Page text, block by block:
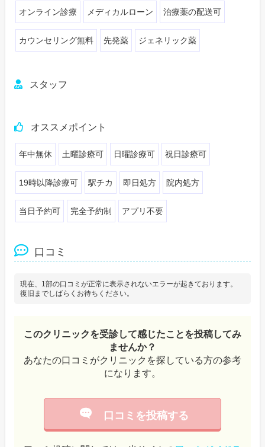
オンライン診療 メディカルローン 治療薬の配送可
カウンセリング無料 先発薬 ジェネリック薬
スタッフ
オススメポイント
年中無休 土曜診療可 日曜診療可 祝日診療可
19時以降診療可 駅チカ 即日処方 院内処方
当日予約可 完全予約制 アプリ不要
口コミ
現在、1部の口コミが正常に表示されないエラーが起きております。
復旧までしばらくお待ちください。
このクリニックを受診して感じたことを投稿してみ
ませんか？
あなたの口コミがクリニックを探している方の参考
になります。
口コミを投稿する